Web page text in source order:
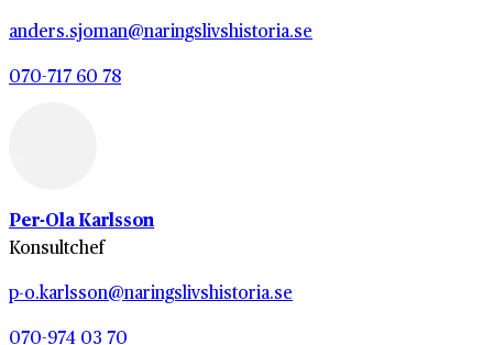
anders.sjoman@naringslivshistoria.se
070-717 60 78
Per-Ola Karlsson
Konsultchef
p-o.karlsson@naringslivshistoria.se
070-974 03 70